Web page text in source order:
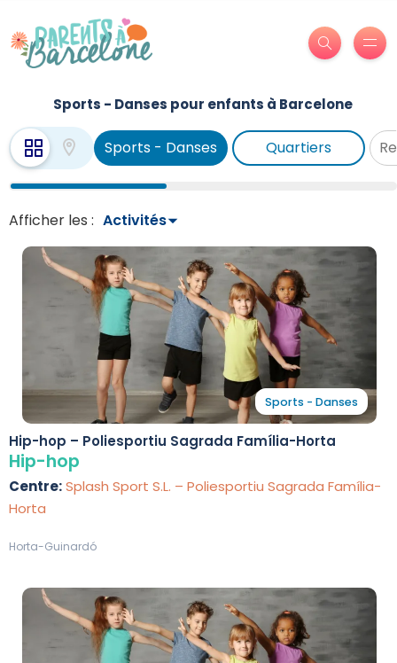
Sports - Danses pour enfants à Barcelone
Sports - Danses Quartiers
Afficher les :
Sports - Danses
Hip-hop – Poliesportiu Sagrada Família-Horta
Hip-hop
Centre:Splash Sport S.L. – Poliesportiu Sagrada Família-
Horta
Horta-Guinardó